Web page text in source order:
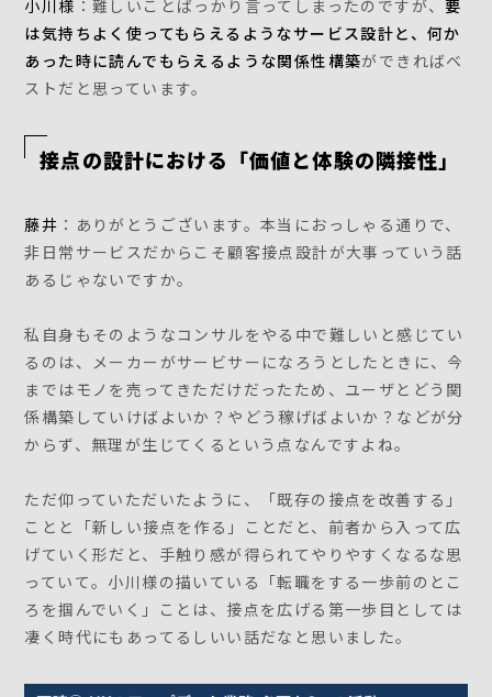
小川様 ：難しいことばっかり言ってしまったのですが、 要
は気持ちよく使ってもらえるようなサービス設計と、何か
あった時に読んでもらえるような関係性構築ができればベ
ストだと思っています。
接点の設計における「価値と体験の隣接性」
藤井 ：ありがとうございます。本当におっしゃる通りで、
非日常サービスだからこそ顧客接点設計が大事っていう話
あるじゃないですか。
私自身もそのようなコンサルをやる中で難しいと感じてい
るのは、メーカーがサービサーになろうとしたときに、今
まではモノを売ってきただけだったため、ユーザとどう関
係構築していけばよいか？やどう稼げばよいか？などが分
からず、無理が生じてくるという点なんですよね。
ただ仰っていただいたように、「既存の接点を改善する」
ことと「新しい接点を作る」ことだと、前者から入って広
げていく形だと、手触り感が得られてやりやすくなるな思
っていて。小川様の描いている「転職をする一歩前のとこ
ろを掴んでいく」ことは、接点を広げる第一歩目としては
凄く時代にもあってるしいい話だなと思いました。